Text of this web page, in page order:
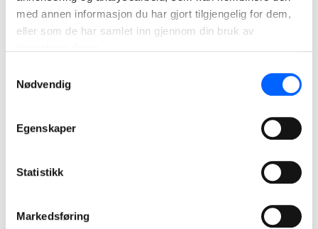
med annen informasjon du har gjort tilgjengelig for dem,
eller som de har samlet inn gjennom din bruk av
Nødvendig
Egenskaper
Statistikk
Markedsføring
Map data ©2026 Google
Rehabilitering og tilbygg av Søbakken
Byggetid:
Entrepriseform: